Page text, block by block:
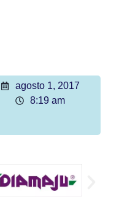
agosto 1, 2017
8:19 am